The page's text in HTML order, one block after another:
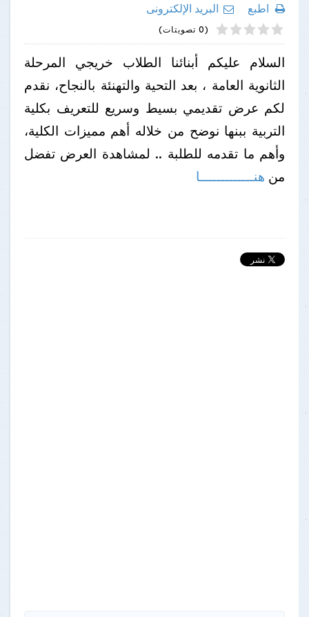
اطبع
البريد الإلكترونى
1
2
3
4
5 (0 تصويتات)
السلام عليكم أبنائنا الطلاب خريجي المرحلة
الثانوية العامة ، بعد التحية والتهنئة بالنجاح، نقدم
لكم عرض تقديمي بسيط وسريع للتعريف بكلية
التربية ببنها نوضح من خلاله أهم مميزات الكلية،
وأهم ما تقدمه للطلبة .. لمشاهدة العرض تفضل
من هنـــــــــــــا